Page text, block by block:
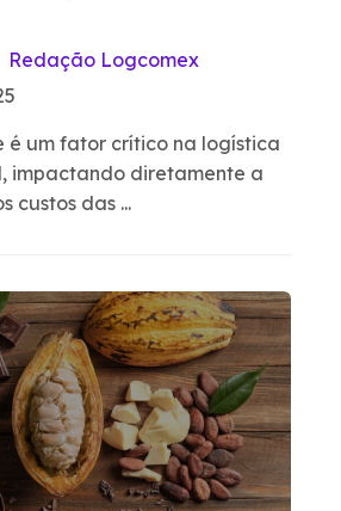
Redação Logcomex
é um fator crítico na logística
impactando diretamente a
custos das ...